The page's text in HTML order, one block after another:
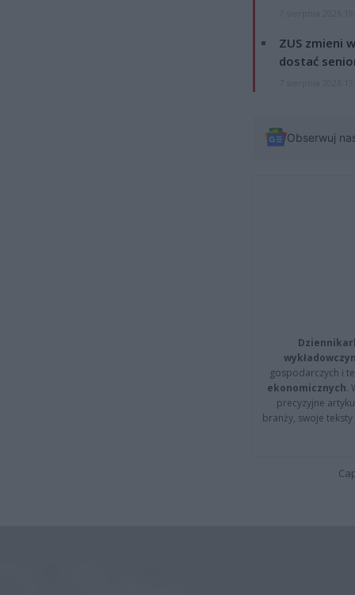
ZUS zmieni
dostać
Obserwuj
gospodarczych i
ekonomicznych.
precyzyjne
branży, swoje